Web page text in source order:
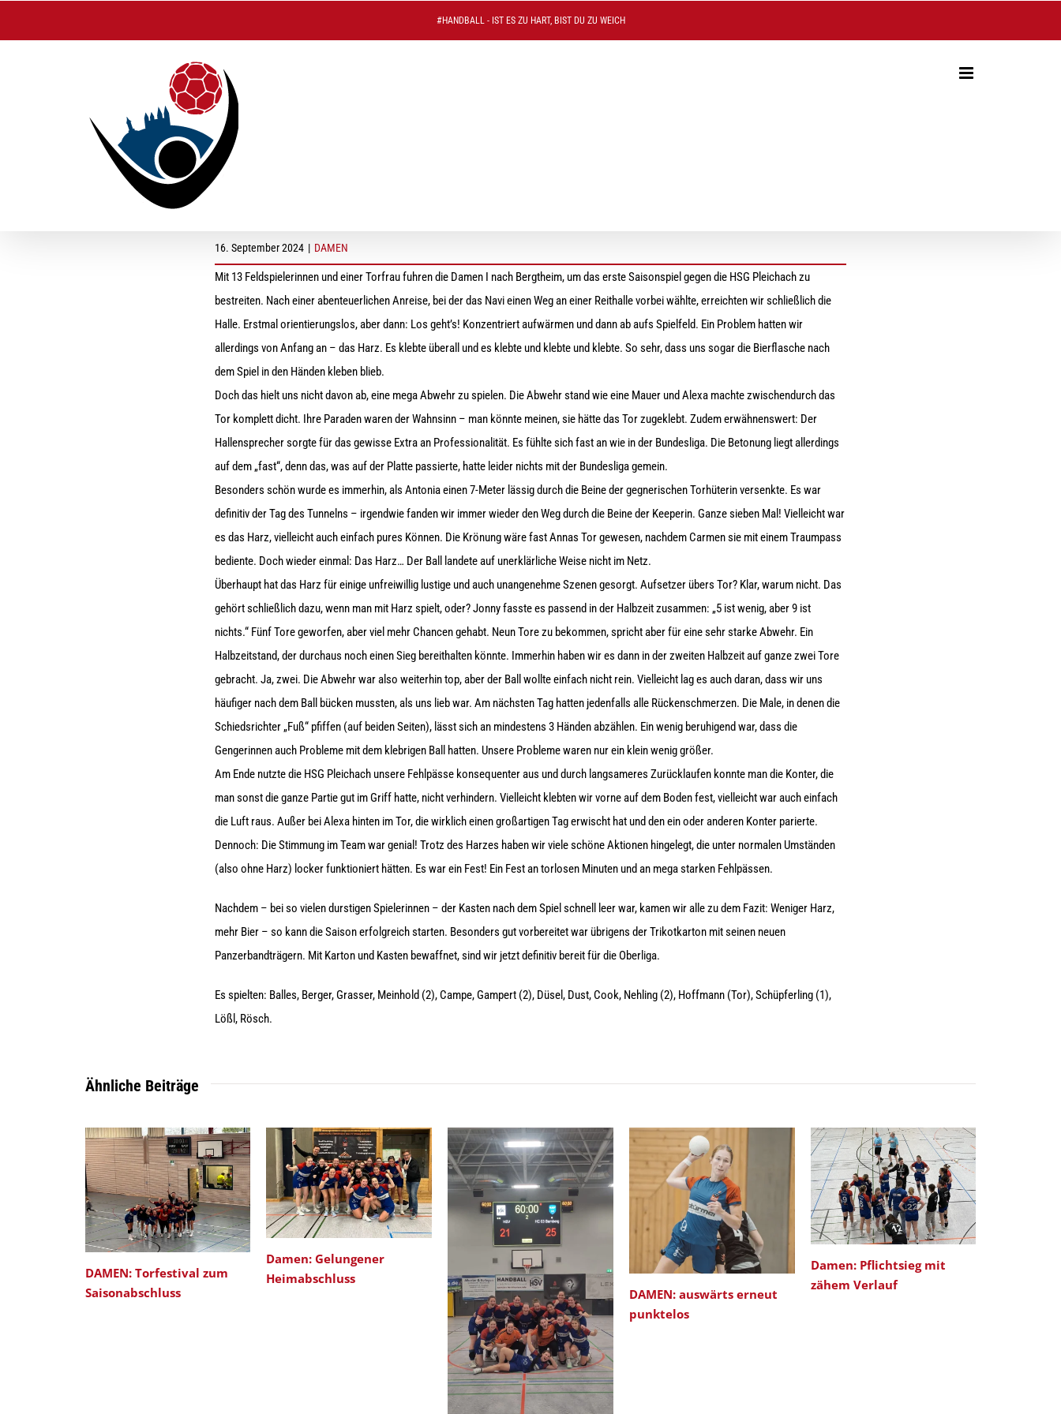
#HANDBALL - IST ES ZU HART, BIST DU ZU WEICH
16. September 2024 | DAMEN
Mit 13 Feldspielerinnen und einer Torfrau fuhren die Damen I nach Bergtheim, um das erste Saisonspiel gegen die HSG Pleichach zu
bestreiten. Nach einer abenteuerlichen Anreise, bei der das Navi einen Weg an einer Reithalle vorbei wählte, erreichten wir schließlich die
Halle. Erstmal orientierungslos, aber dann: Los geht’s! Konzentriert aufwärmen und dann ab aufs Spielfeld. Ein Problem hatten wir
allerdings von Anfang an – das Harz. Es klebte überall und es klebte und klebte und klebte. So sehr, dass uns sogar die Bierflasche nach
dem Spiel in den Händen kleben blieb.
Doch das hielt uns nicht davon ab, eine mega Abwehr zu spielen. Die Abwehr stand wie eine Mauer und Alexa machte zwischendurch das
Tor komplett dicht. Ihre Paraden waren der Wahnsinn – man könnte meinen, sie hätte das Tor zugeklebt. Zudem erwähnenswert: Der
Hallensprecher sorgte für das gewisse Extra an Professionalität. Es fühlte sich fast an wie in der Bundesliga. Die Betonung liegt allerdings
auf dem „fast“, denn das, was auf der Platte passierte, hatte leider nichts mit der Bundesliga gemein.
Besonders schön wurde es immerhin, als Antonia einen 7-Meter lässig durch die Beine der gegnerischen Torhüterin versenkte. Es war
definitiv der Tag des Tunnelns – irgendwie fanden wir immer wieder den Weg durch die Beine der Keeperin. Ganze sieben Mal! Vielleicht war
es das Harz, vielleicht auch einfach pures Können. Die Krönung wäre fast Annas Tor gewesen, nachdem Carmen sie mit einem Traumpass
bediente. Doch wieder einmal: Das Harz… Der Ball landete auf unerklärliche Weise nicht im Netz.
Überhaupt hat das Harz für einige unfreiwillig lustige und auch unangenehme Szenen gesorgt. Aufsetzer übers Tor? Klar, warum nicht. Das
gehört schließlich dazu, wenn man mit Harz spielt, oder? Jonny fasste es passend in der Halbzeit zusammen: „5 ist wenig, aber 9 ist
nichts.“ Fünf Tore geworfen, aber viel mehr Chancen gehabt. Neun Tore zu bekommen, spricht aber für eine sehr starke Abwehr. Ein
Halbzeitstand, der durchaus noch einen Sieg bereithalten könnte. Immerhin haben wir es dann in der zweiten Halbzeit auf ganze zwei Tore
gebracht. Ja, zwei. Die Abwehr war also weiterhin top, aber der Ball wollte einfach nicht rein. Vielleicht lag es auch daran, dass wir uns
häufiger nach dem Ball bücken mussten, als uns lieb war. Am nächsten Tag hatten jedenfalls alle Rückenschmerzen. Die Male, in denen die
Schiedsrichter „Fuß“ pfiffen (auf beiden Seiten), lässt sich an mindestens 3 Händen abzählen. Ein wenig beruhigend war, dass die
Gengerinnen auch Probleme mit dem klebrigen Ball hatten. Unsere Probleme waren nur ein klein wenig größer.
Am Ende nutzte die HSG Pleichach unsere Fehlpässe konsequenter aus und durch langsameres Zurücklaufen konnte man die Konter, die
man sonst die ganze Partie gut im Griff hatte, nicht verhindern. Vielleicht klebten wir vorne auf dem Boden fest, vielleicht war auch einfach
die Luft raus. Außer bei Alexa hinten im Tor, die wirklich einen großartigen Tag erwischt hat und den ein oder anderen Konter parierte.
Dennoch: Die Stimmung im Team war genial! Trotz des Harzes haben wir viele schöne Aktionen hingelegt, die unter normalen Umständen
(also ohne Harz) locker funktioniert hätten. Es war ein Fest! Ein Fest an torlosen Minuten und an mega starken Fehlpässen.
Nachdem – bei so vielen durstigen Spielerinnen – der Kasten nach dem Spiel schnell leer war, kamen wir alle zu dem Fazit: Weniger Harz,
mehr Bier – so kann die Saison erfolgreich starten. Besonders gut vorbereitet war übrigens der Trikotkarton mit seinen neuen
Panzerbandträgern. Mit Karton und Kasten bewaffnet, sind wir jetzt definitiv bereit für die Oberliga.
Es spielten: Balles, Berger, Grasser, Meinhold (2), Campe, Gampert (2), Düsel, Dust, Cook, Nehling (2), Hoffmann (Tor), Schüpferling (1),
Lößl, Rösch.
Ähnliche Beiträge
DAMEN: Torfestival zum
Saisonabschluss
Damen: Gelungener
Heimabschluss
DAMEN: auswärts erneut
punktelos
Damen: Pflichtsieg mit
zähem Verlauf